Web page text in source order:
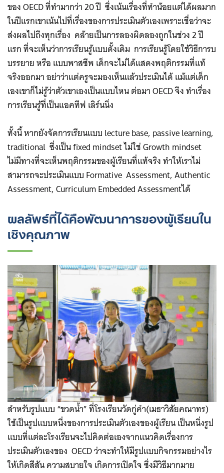
Search
for:
ของ OECD ​ที่ทำมากว่า 20 ปี ซึ่งเน้นเรื่องที่ทำน้อยแต่ได้ผลมาก
ในปีแรกเขาเน้นไปที่เรื่องของการประเมินตัวเอง​เพราะเชื่อว่าจะ
ส่งผลไปถึงทุกเรื่อง คล้ายเป็นการลองผิดลองถูกในช่วง 2 ปี
แรก ที่จะเห็นว่าการเรียนรู้แบบดั้งเดิม การเรียนรู้โดยใช้วิธีการบ
บรรยาย หรือ แบบพาสซีพ​​ เด็กจะไม่ได้แสดงพฤติกรรมที่แท้
จริงออกมา อย่าว่าแต่ครูจะมองเห็นแล้วประเมินได้ แม้แต่เด็ก
เองเขาก็ไม่รู้ว่าตัวเขาเองเป็นแบบไหน ต่อมา OECD จึง ทำเรื่อง
การเรียนรู้ที่เป็นแอคทีฟ เลิร์นนิ่ง
ทั้งนี้ ​หากยังจัดการเรียนแบบ​ lecture base, passive learning,
traditional ซี่งเป็น fixed mindset ไม่ใช่ Growth mindset
ไม่มีทางที่จะเห็นพฤติกรรมของผู้เรียนที่แท้จริง ทำให้เราไม่
สามารถจะประเมินแบบ Formative Assessment, Authentic
Assessment, Curriculum Embedded Assessment​ได้​
ผลลัพธ์ที่ได้คือพัฒนาการของผู้เรียนใน
เชิงคุณภาพ
สำหรับรูปแบบ “ขวดน้ำ” ที่โรงเรียนวัดกู่คำ(เมธาวิสัยคณาทร)
ใช้เป็นรูปแบบหนี่งของการประเมินตัวเองของผู้เรียน ​​เป็นหนึ่งรูป
แบบที่แต่ละโรงเรียนจะไปคิดต่อเองจากแนวคิดเรื่องการ
ประเมินตัวเองของ OECD ว่าจะทำให้มีรูปแบบ​กิจกรรมอย่างไร
ให้เกิดสีสัน ความสบายใจ เกิดการเปิดใจ ซึ่งมีวิธีมากมาย ​